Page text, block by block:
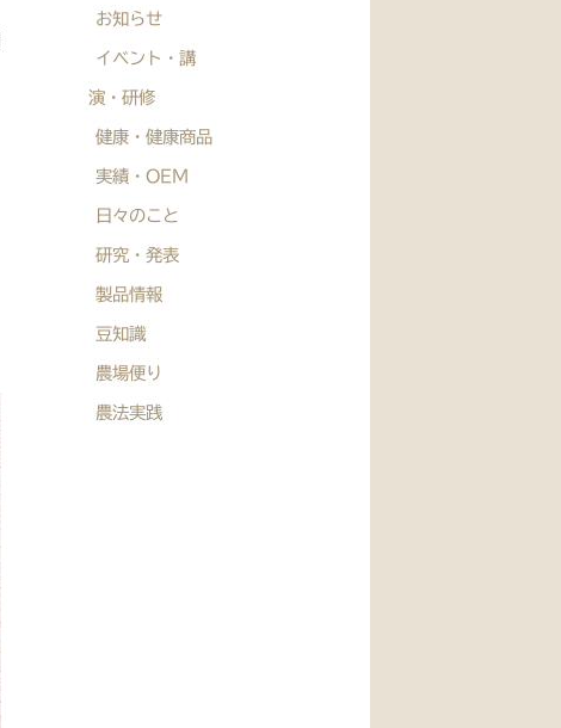
お知らせ
イベント・講
演・研修
健康・健康商品
実績・OEM
日々のこと
研究・発表
製品情報
豆知識
農場便り
農法実践